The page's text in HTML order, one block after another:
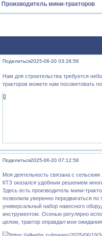
Производитель мини-тракторов
Поделиться2025-06-20 03:26:56
Нам для строительства требуется
тракторов можете нам посоветовать
0
Поделиться2025-06-20 07:12:58
Моя деятельность связана с
КТЗ оказался удобным решением
Здесь есть производитель мини-
позволила уверенно передвигаться
универсальный набор навесного
инструментом. Осенью регулярно
целом, трактор оправдал мои